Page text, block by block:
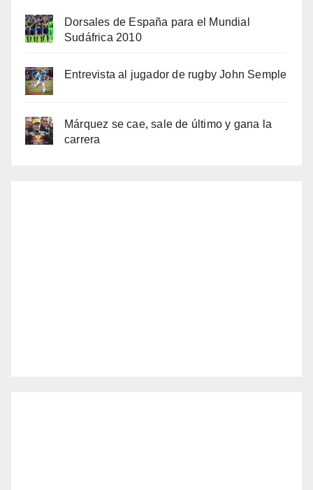
Dorsales de España para el Mundial
Sudáfrica 2010
Entrevista al jugador de rugby John Semple
Márquez se cae, sale de último y gana la
carrera